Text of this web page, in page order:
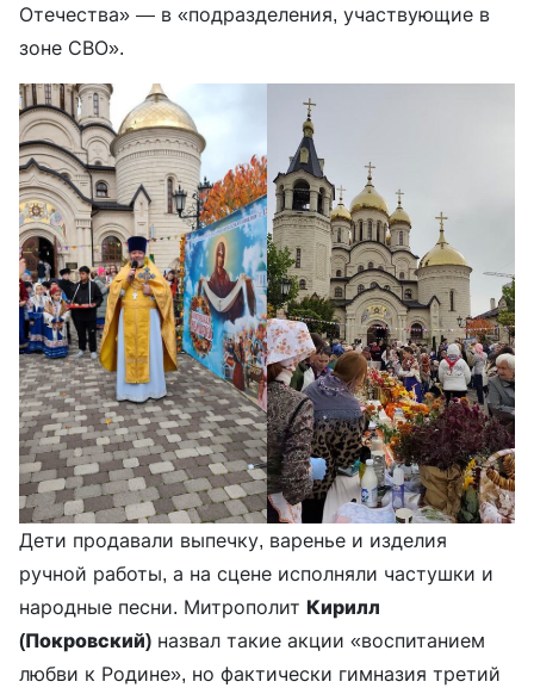
Отечества» — в «подразделения, участвующие в
зоне СВО».
Дети продавали выпечку, варенье и изделия
ручной работы, а на сцене исполняли частушки и
народные песни. Митрополит Кирилл
(Покровский) назвал такие акции «воспитанием
любви к Родине», но фактически гимназия третий